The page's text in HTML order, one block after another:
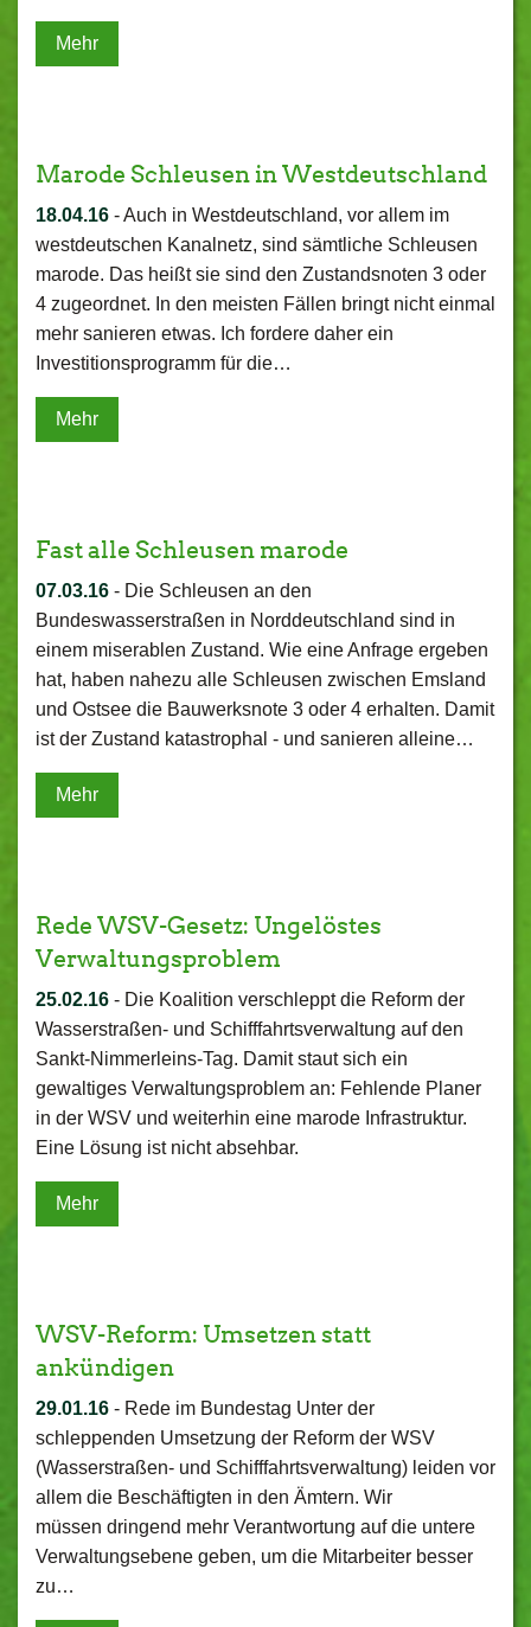
Mehr
Marode Schleusen in Westdeutschland
18.04.16 -Auch in Westdeutschland, vor allem im
westdeutschen Kanalnetz, sind sämtliche Schleusen
marode. Das heißt sie sind den Zustandsnoten 3 oder
4 zugeordnet. In den meisten Fällen bringt nicht einmal
mehr sanieren etwas. Ich fordere daher ein
Investitionsprogramm für die…
Mehr
Fast alle Schleusen marode
07.03.16 - Die Schleusen an den
Bundeswasserstraßen in Norddeutschland sind in
einem miserablen Zustand. Wie eine Anfrage ergeben
hat, haben nahezu alle Schleusen zwischen Emsland
und Ostsee die Bauwerksnote 3 oder 4 erhalten. Damit
ist der Zustand katastrophal - und sanieren alleine…
Mehr
Rede WSV-Gesetz: Ungelöstes
Verwaltungsproblem
25.02.16 - Die Koalition verschleppt die Reform der
Wasserstraßen- und Schifffahrtsverwaltung auf den
Sankt-Nimmerleins-Tag. Damit staut sich ein
gewaltiges Verwaltungsproblem an: Fehlende Planer
in der WSV und weiterhin eine marode Infrastruktur.
Eine Lösung ist nicht absehbar.
Mehr
WSV-Reform: Umsetzen statt
ankündigen
29.01.16 - Rede im Bundestag Unter der
schleppenden Umsetzung der Reform der WSV
(Wasserstraßen- und Schifffahrtsverwaltung) leiden vor
allem die Beschäftigten in den Ämtern. Wir
müssen dringend mehr Verantwortung auf die untere
Verwaltungsebene geben, um die Mitarbeiter besser
zu…